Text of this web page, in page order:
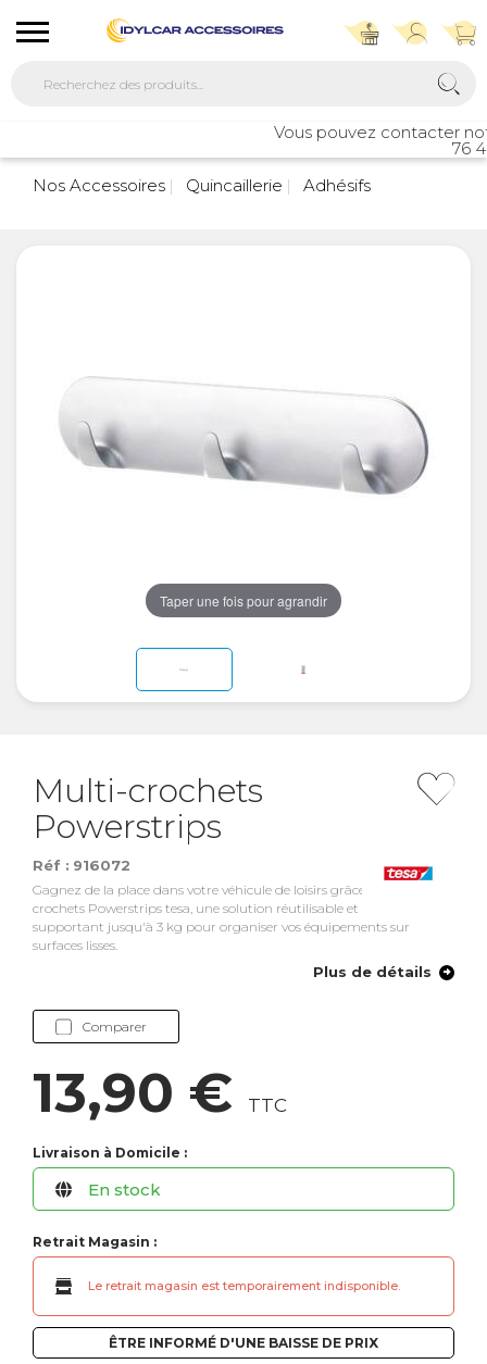
Vous pouvez contacter
76
Nos Accessoires
Quincaillerie Adhésifs
Taper une fois pour agrandir
Multi-crochets
Powerstrips
Réf : 916072
Gagnez de la place dans votre véhicule de loisirs grâce aux Multi-
crochets Powerstrips tesa, une solution réutilisable et sans perçage,
supportant jusqu'à 3 kg pour organiser vos équipements sur
surfaces lisses.
Plus de détails
Comparer
13,90 € TTC
Livraison à Domicile :
En stock
Retrait Magasin :
Le retrait magasin est temporairement indisponible.
ÊTRE INFORMÉ D'UNE BAISSE DE PRIX